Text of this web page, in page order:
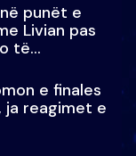
punët e
Livian pas
të
e finales
ja reagimet e